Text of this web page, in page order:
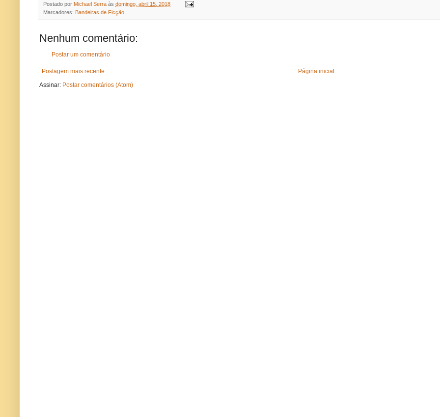
Postado por Michael Serra às domingo, abril 15, 2018
Marcadores: Bandeiras de Ficção
Nenhum comentário:
Postar um comentário
Postagem mais recente
Página inicial
Assinar: Postar comentários (Atom)